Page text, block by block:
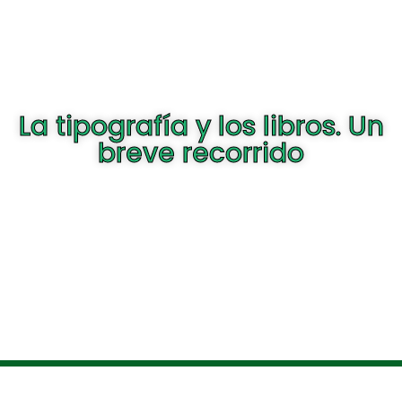
La tipografía y los libros. Un
breve recorrido